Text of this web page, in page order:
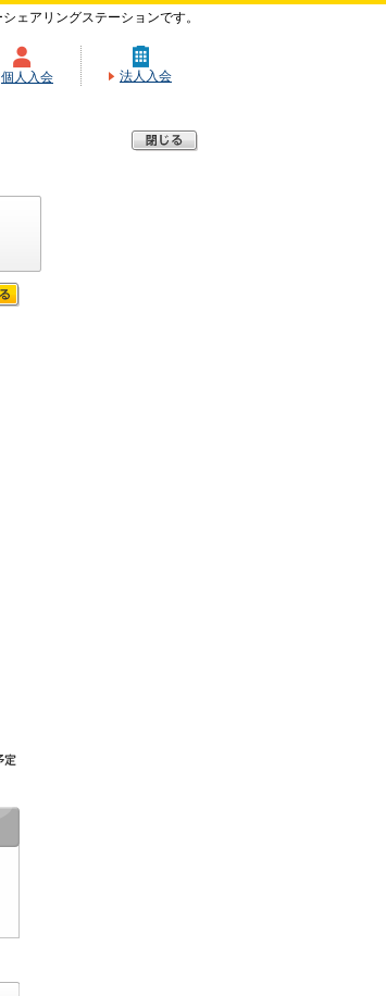
ェアリングステーションです。
個人入会 法人入会